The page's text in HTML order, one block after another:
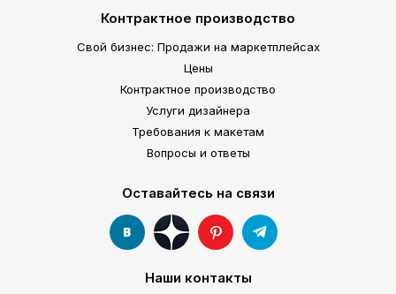
Контрактное производство
Свой бизнес: Продажи на маркетплейсах
Цены
Контрактное производство
Услуги дизайнера
Требования к макетам
Вопросы и ответы
Оставайтесь на связи
Наши контакты